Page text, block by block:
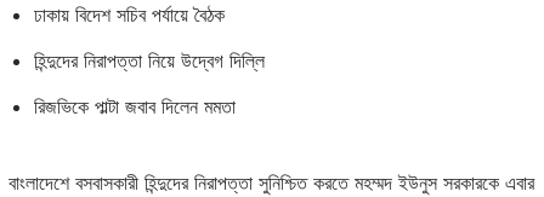
ঢাকায় বিদেশ সচিব পর্যায়ে বৈঠক
হিন্দুদের নিরাপত্তা নিয়ে উদ্বেগ দিল্লি
রিজভিকে পাল্টা জবাব দিলেন মমতা
বাংলাদেশে বসবাসকারী হিন্দুদের নিরাপত্তা সুনিশ্চিত করতে মহম্মদ ইউনুস সরকারকে এবার